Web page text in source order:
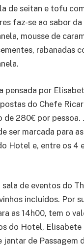
de seitan e tofu
faz-se ao sabor
mousse de
rabanadas
pensada por
do Chefe
de 280€ por pessoa.
ser marcada para
Hotel e, entre os 4
sala de eventos do
incluídos. Por
as 14h00, tem o
do Hotel,
de Passagem